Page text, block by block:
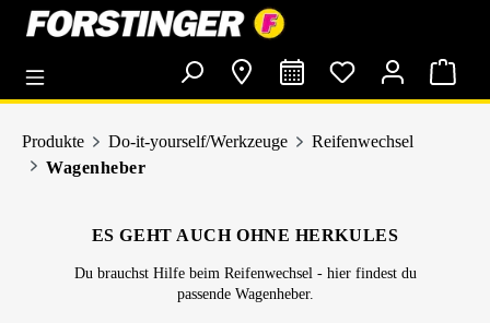
springen
Produkte Do-it-yourself/Werkzeuge
Reifenwechsel
Wagenheber
ES GEHT AUCH OHNE HERKULES
Du brauchst Hilfe beim Reifenwechsel - hier findest du
passende Wagenheber.